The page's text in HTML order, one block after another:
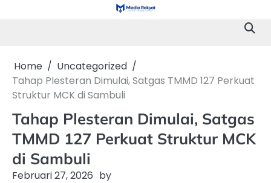
Home
Uncategorized
Tahap Plesteran Dimulai, Satgas TMMD 127 Perkuat
Struktur MCK di Sambuli
Tahap Plesteran Dimulai, Satgas
TMMD 127 Perkuat Struktur MCK
di Sambuli
Februari 27, 2026 by